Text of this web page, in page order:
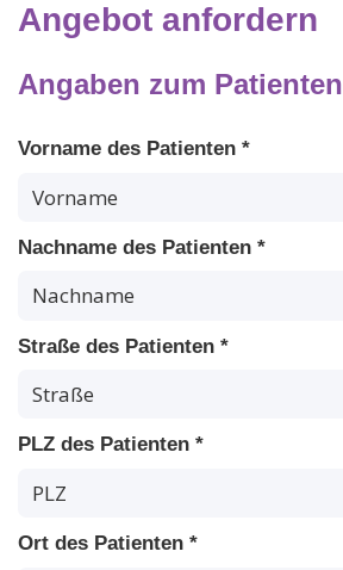
Angebot anfordern
Angaben zum Patienten
Vorname des Patienten *
Nachname des Patienten *
Straße des Patienten *
PLZ des Patienten *
Ort des Patienten *